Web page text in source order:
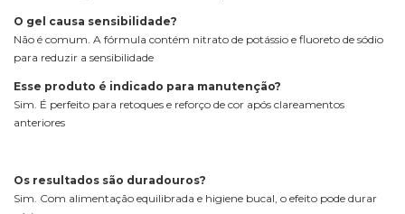
O gel causa sensibilidade?
Não é comum. A fórmula contém nitrato de potássio e fluoreto de sódio
para reduzir a sensibilidade
Esse produto é indicado para manutenção?
Sim. É perfeito para retoques e reforço de cor após clareamentos
anteriores
Os resultados são duradouros?
Sim. Com alimentação equilibrada e higiene bucal, o efeito pode durar